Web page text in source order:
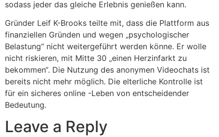
sodass jeder das gleiche Erlebnis genießen kann.
Gründer Leif K-Brooks teilte mit, dass die Plattform aus
finanziellen Gründen und wegen „psychologischer
Belastung“ nicht weitergeführt werden könne. Er wolle
nicht riskieren, mit Mitte 30 „einen Herzinfarkt zu
bekommen“. Die Nutzung des anonymen Videochats ist
bereits nicht mehr möglich. Die elterliche Kontrolle ist
für ein sicheres online -Leben von entscheidender
Bedeutung.
Leave a Reply